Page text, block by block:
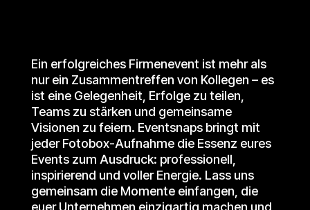
Ein erfolgreiches Firmenevent ist mehr als
nur ein Zusammentreffen von Kollegen – es
ist eine Gelegenheit, Erfolge zu teilen,
Teams zu stärken und gemeinsame
Visionen zu feiern. Eventsnaps bringt mit
jeder Fotobox-Aufnahme die Essenz eures
Events zum Ausdruck: professionell,
inspirierend und voller Energie. Lass uns
gemeinsam die Momente einfangen, die
euer Unternehmen einzigartig machen und